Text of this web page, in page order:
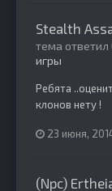
Stealth
тема ответил
игры
Ребята
клонов нету !
23 июня,
(Npc)